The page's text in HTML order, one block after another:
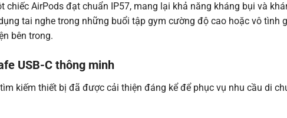
chiếc AirPods đạt chuẩn IP57, mang lại khả năng kháng bụi và
tai nghe trong những buổi tập gym cường độ cao hoặc vô tình
bên trong.
USB-C thông minh
kiếm thiết bị đã được cải thiện đáng kể để phục vụ nhu cầu di